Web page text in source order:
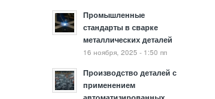
Промышленные
стандарты в сварке
металлических деталей
16 ноября, 2025 - 1:50 пп
Производство деталей с
применением
автоматизированных